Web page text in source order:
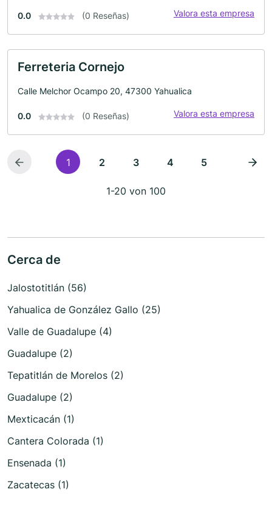
0.0 (0 Reseñas) Valora esta empresa
Ferreteria Cornejo
Calle Melchor Ocampo 20, 47300 Yahualica
0.0 (0 Reseñas) Valora esta empresa
1 2 3 4 5
1-20 von 100
Cerca de
Jalostotitlán (56)
Yahualica de González Gallo (25)
Valle de Guadalupe (4)
Guadalupe (2)
Tepatitlán de Morelos (2)
Guadalupe (2)
Mexticacán (1)
Cantera Colorada (1)
Ensenada (1)
Zacatecas (1)